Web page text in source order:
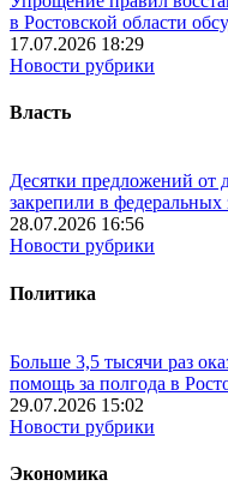
в Ростовской области
17.07.2026 18:29
Новости рубрики
Власть
Десятки предложений от
закрепили в федеральных
28.07.2026 16:56
Новости рубрики
Политика
Больше 3,5 тысячи раз
помощь за полгода в
29.07.2026 15:02
Новости рубрики
Экономика